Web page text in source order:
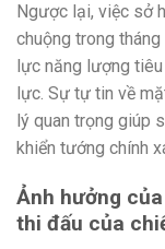
Ngược lại, việc sở
chuộng trong
lực năng lượng
lực. Sự tự tin về
lý quan trọng giúp
khiển tướng chính
Ảnh hưởng
thi đấu của